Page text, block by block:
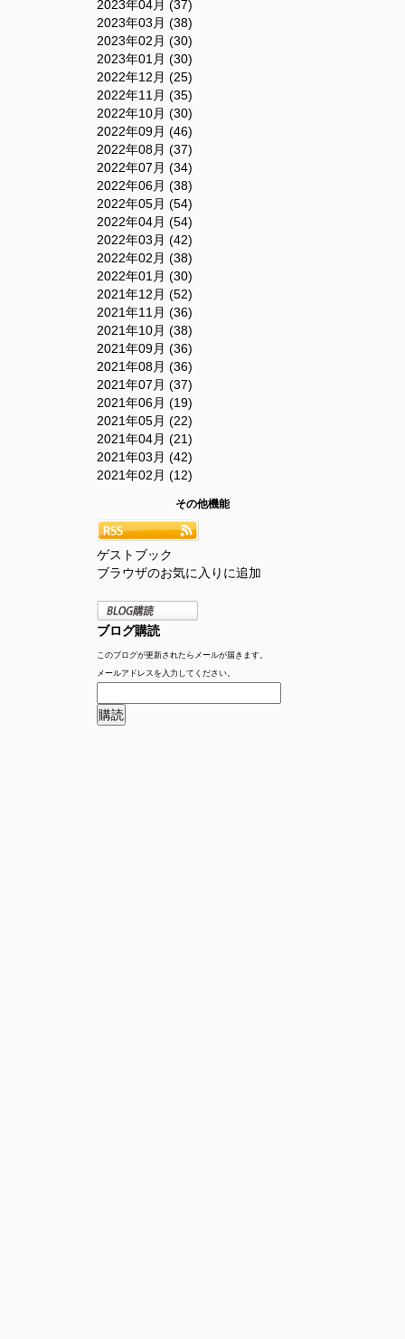
2023年04月 (37)
2023年03月 (38)
2023年02月 (30)
2023年01月 (30)
2022年12月 (25)
2022年11月 (35)
2022年10月 (30)
2022年09月 (46)
2022年08月 (37)
2022年07月 (34)
2022年06月 (38)
2022年05月 (54)
2022年04月 (54)
2022年03月 (42)
2022年02月 (38)
2022年01月 (30)
2021年12月 (52)
2021年11月 (36)
2021年10月 (38)
2021年09月 (36)
2021年08月 (36)
2021年07月 (37)
2021年06月 (19)
2021年05月 (22)
2021年04月 (21)
2021年03月 (42)
2021年02月 (12)
その他機能
ゲストブック
ブラウザのお気に入りに追加
ブログ購読
このブログが更新されたらメールが届きます。
メールアドレスを入力してください。